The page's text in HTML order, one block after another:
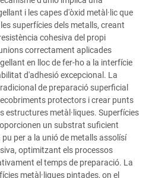
i les capes d'òxid metàl·lic que
superfícies dels metalls, creant
cohesiva del propi
correctament aplicades
en lloc de fer-ho a la interfície
d'adhesió excepcional. La
de preparació superficial
protectors i crear punts
estructures metàl·liques. Superfícies
un substrat suficient
per a la unió de metalls assolísí
optimitzant els processos
el temps de preparació. La
metàl·liques pintades, on el